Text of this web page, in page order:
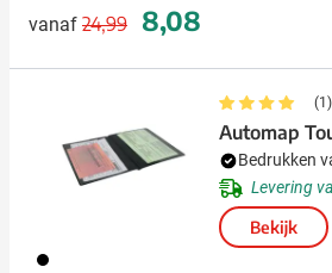
vanaf
Normale prijs
24,99
Speciale prijs
8,08
001
(1)
Automap
Bedrukken
Levering
Bekijk